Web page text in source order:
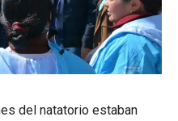
del natatorio estaban